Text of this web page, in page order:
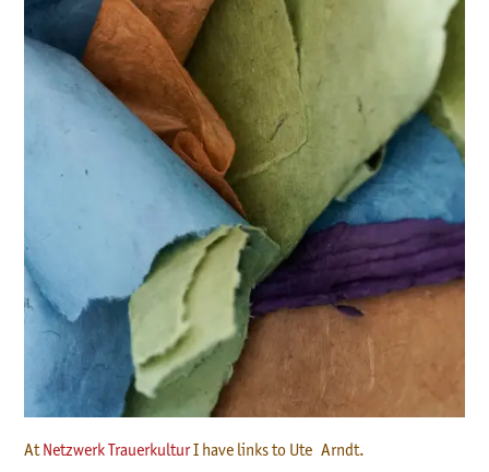
At Netzwerk TrauerkulturI have links to Ute Arndt.